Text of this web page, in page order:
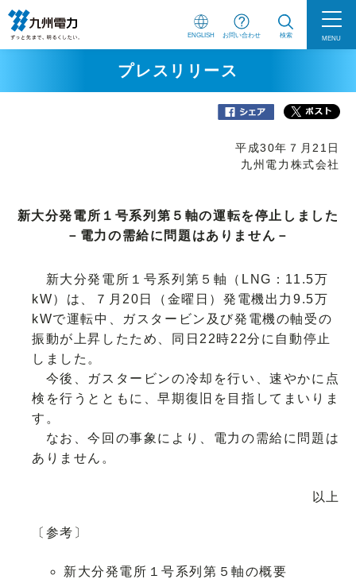
ENGLISH お問い合わせ 検索 MENU
プレスリリース
平成30年７月21日
九州電力株式会社
新大分発電所１号系列第５軸の運転を停止しました
－電力の需給に問題はありません－
新大分発電所１号系列第５軸（LNG：11.5万
kW）は、７月20日（金曜日）発電機出力9.5万
kWで運転中、ガスタービン及び発電機の軸受の
振動が上昇したため、同日22時22分に自動停止
しました。
今後、ガスタービンの冷却を行い、速やかに点
検を行うとともに、早期復旧を目指してまいりま
す。
なお、今回の事象により、電力の需給に問題は
ありません。
以上
〔参考〕
新大分発電所１号系列第５軸の概要